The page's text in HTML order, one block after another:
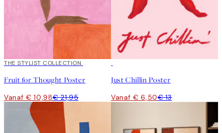
50%*
THE STYLIST COLLECTION
Fruit for Thought Poster
Vanaf € 10,98€ 21,95
Just Chillin Poster
Vanaf € 6,50€ 13